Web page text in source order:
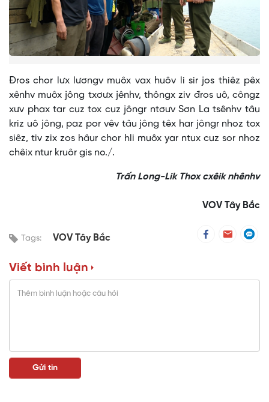
Đros chor lưx lươngv muôx vax huôv li sir jos thiêz pêx
xênhv muôx jông txơưx jênhv, thôngx ziv đros uô, côngz
xưv phax tar cuz tox cuz jôngr ntơưv Sơn La tsênhv tâu
kriz uô jông, paz por vêv tâu jông têx har jôngr nhoz tox
siêz, tiv zix zos hâur chor hli muôx yar ntux cuz sor nhoz
chêix ntur kruôr gis no./.
Trấn Long-Lik Thox cxêik nhênhv
VOV Tây Bắc
Tags: VOV Tây Bắc
Viết bình luận